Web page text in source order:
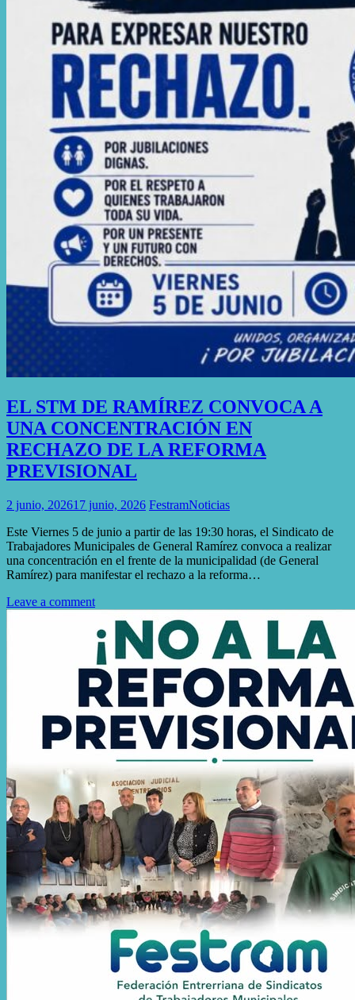
EL STM DE RAMÍREZ CONVOCA A
UNA CONCENTRACIÓN EN
RECHAZO DE LA REFORMA
PREVISIONAL
2 junio, 202617 junio, 2026 FestramNoticias
Este Viernes 5 de junio a partir de las 19:30 horas, el Sindicato de
Trabajadores Municipales de General Ramírez convoca a realizar
una concentración en el frente de la municipalidad (de General
Ramírez) para manifestar el rechazo a la reforma…
Leave a comment